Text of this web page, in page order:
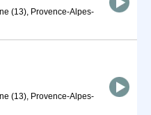
(13), Provence-Alpes-
(13), Provence-Alpes-